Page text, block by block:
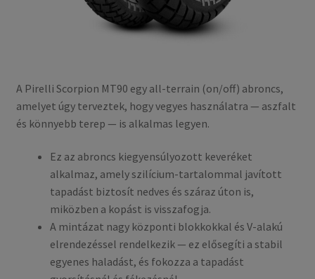
A Pirelli Scorpion MT90 egy all-terrain (on/off) abroncs,
amelyet úgy terveztek, hogy vegyes használatra — aszfalt
és könnyebb terep — is alkalmas legyen.
Ez az abroncs kiegyensúlyozott keveréket
alkalmaz, amely szilícium-tartalommal javított
tapadást biztosít nedves és száraz úton is,
miközben a kopást is visszafogja.
A mintázat nagy központi blokkokkal és V-alakú
elrendezéssel rendelkezik — ez elősegíti a stabil
egyenes haladást, és fokozza a tapadást